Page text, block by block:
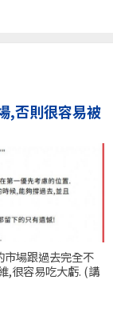
,否則很容易被
市場跟過去完全不
,很容易吃大虧. (講